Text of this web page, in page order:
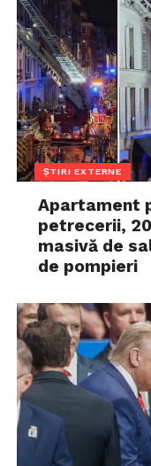
ȘTIRI EXTERNE
Apartament
petrecerii,
masivă de
de pompieri